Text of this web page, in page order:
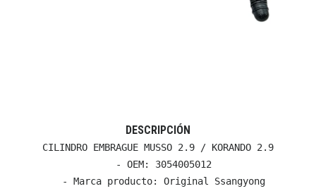
DESCRIPCIÓN
CILINDRO EMBRAGUE MUSSO 2.9 / KORANDO 2.9
  - OEM: 3054005012
  - Marca producto: Original Ssangyong